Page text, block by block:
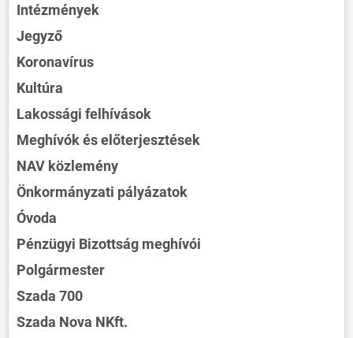
Intézmények
Jegyző
Koronavírus
Kultúra
Lakossági felhívások
Meghívók és előterjesztések
NAV közlemény
Önkormányzati pályázatok
Óvoda
Pénzügyi Bizottság meghívói
Polgármester
Szada 700
Szada Nova NKft.